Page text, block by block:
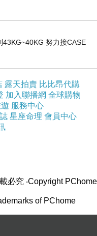
努力接CASE
露天拍賣 比比昂代購
加入聯播網 全球購物
服務中心
星座命理 會員中心
必究 ‧Copyright PChome
of PChome